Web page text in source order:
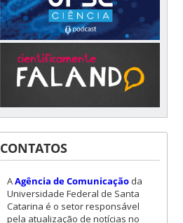
CONTATOS
AAgência de Comunicaçãoda
Universidade Federal de Santa
Catarina é o setor responsável
pela atualização de notícias no